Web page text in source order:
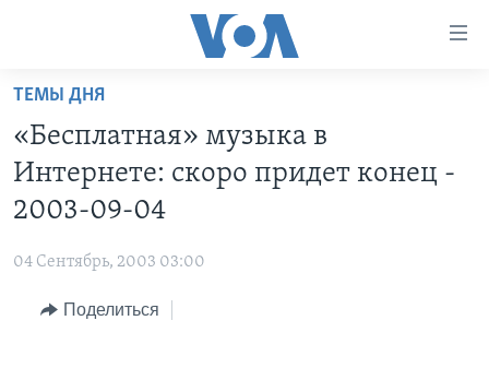
Перейти
основной
контент
Перейти
основной
навигации
ПерейтиПОЧЕМУ ЭТО ВАЖНО?
ПРОЕКТЫ
НАША АМЕРИКАНСКАЯ ИСТОРИЯ
А КАК В АМЕРИКЕ?
ИНТЕРВЬЮ
ФАКТЫ ПРОТИВ ФЕЙКОВ
ТЕМЫ ДНЯ
«Бесплатная» музыка в
Интернете: скоро придет конец -
2003-09-04
04 Сентябрь, 2003 03:00
Поделиться